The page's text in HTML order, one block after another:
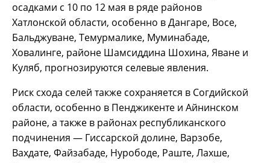
осадками с 10 по 12 мая в ряде районов
Хатлонской области, особенно в Дангаре, Восе,
Бальджуване, Темурмалике, Муминабаде,
Ховалинге, районе Шамсиддина Шохина, Яване и
Куляб, прогнозируются селевые явления.
Риск схода селей также сохраняется в Согдийской
области, особенно в Пенджикенте и Айнинском
районе, а также в районах республиканского
подчинения — Гиссарской долине, Варзобе,
Вахдате, Файзабаде, Нурободе, Раште, Лахше,